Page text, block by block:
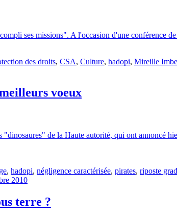
ses missions". A l'occasion d'une conférence
des droits, CSA, Culture, hadopi, Mireille
voeux
de la Haute autorité, qui ont annoncé
, hadopi, négligence caractérisée, pirates, riposte
2010
terre ?